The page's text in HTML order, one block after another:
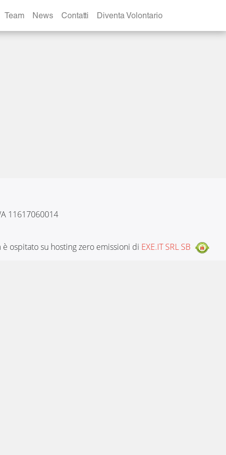
Team News Contatti Diventa Volontario
2021
11617060014
è ospitato su hosting zero emissioni di EXE.IT SRL SB